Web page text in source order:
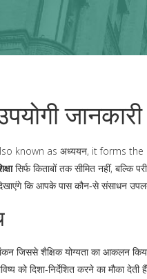
जानकारी
known as अध्ययन, it forms
सिर्फ किताबों तक सीमित नहीं, बल्कि
कि आपके पास कौन‑से संसाधन
जिससे शैक्षिक योग्यता का आकलन
को दिशा‑निर्देशित करने का मौका